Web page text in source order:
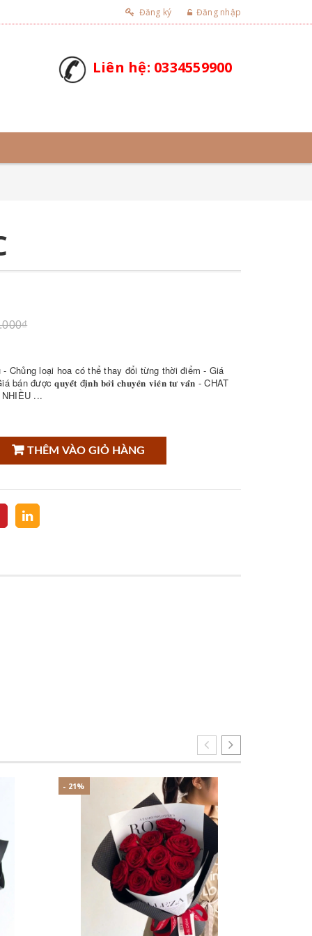
Đăng ký Đăng nhập
Liên hệ: 0334559900
Chủng loại hoa có thể thay đổi từng thời điểm - Giá
được 𝐪𝐮𝐲𝐞̂́𝐭 đ𝐢̣𝐧𝐡 𝐛𝐨̛̉𝐢 𝐜𝐡𝐮𝐲𝐞̂𝐧 𝐯𝐢𝐞̂𝐧 𝐭𝐮̛ 𝐯𝐚̂́𝐧 - CHAT
...
THÊM VÀO GIỎ HÀNG
- 21%